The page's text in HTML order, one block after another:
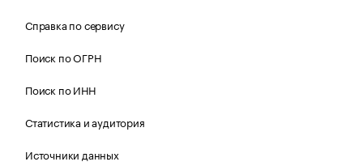
Справка по сервису
Поиск по ОГРН
Поиск по ИНН
Статистика и аудитория
Источники данных